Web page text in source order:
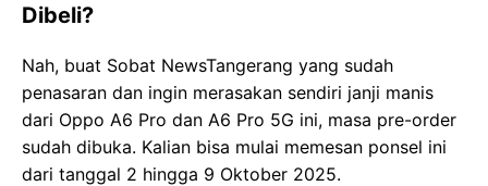
Dibeli?
Nah, buat Sobat NewsTangerang yang sudah
penasaran dan ingin merasakan sendiri janji manis
dari Oppo A6 Pro dan A6 Pro 5G ini, masa pre-order
sudah dibuka. Kalian bisa mulai memesan ponsel ini
dari tanggal 2 hingga 9 Oktober 2025.